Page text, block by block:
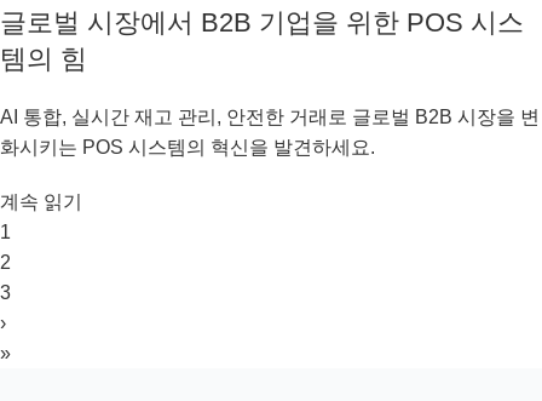
글로벌 시장에서 B2B 기업을 위한 POS 시스
템의 힘
AI 통합, 실시간 재고 관리, 안전한 거래로 글로벌 B2B 시장을 변
화시키는 POS 시스템의 혁신을 발견하세요.
계속 읽기
1
2
3
›
»